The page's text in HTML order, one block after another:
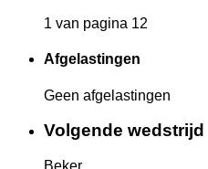
1 van pagina 12
Afgelastingen
Geen afgelastingen
Volgende wedstrijd
Beker